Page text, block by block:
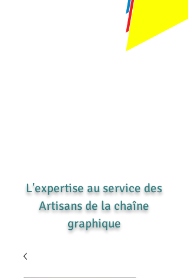
L'expertise au service des
Artisans de la chaîne
graphique